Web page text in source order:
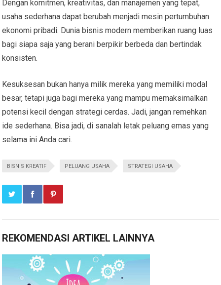
Dengan komitmen, kreativitas, dan manajemen yang tepat,
usaha sederhana dapat berubah menjadi mesin pertumbuhan
ekonomi pribadi. Dunia bisnis modern memberikan ruang luas
bagi siapa saja yang berani berpikir berbeda dan bertindak
konsisten.
Kesuksesan bukan hanya milik mereka yang memiliki modal
besar, tetapi juga bagi mereka yang mampu memaksimalkan
potensi kecil dengan strategi cerdas. Jadi, jangan remehkan
ide sederhana. Bisa jadi, di sanalah letak peluang emas yang
selama ini Anda cari.
BISNIS KREATIF PELUANG USAHA STRATEGI USAHA
REKOMENDASI ARTIKEL LAINNYA